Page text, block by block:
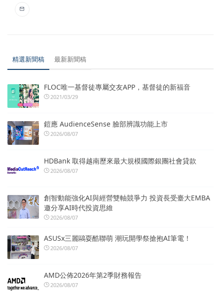
精選新聞稿 最新新聞稿
FLOC唯一基督徒專屬交友APP，基督徒的新福音
2021/03/29
鎧應 AudienceSense 臉部辨識功能上市
2026/08/07
HDBank 取得越南歷來最大規模國際銀團社會貸款
2026/08/07
創智動能強化AI與經營雙軸競爭力 投資長受臺大EMBA
邀分享AI時代投資思維
2026/08/07
ASUSx三麗鷗耍酷聯萌 潮玩開學祭搶抱AI筆電！
2026/08/07
AMD公佈2026年第2季財務報告
2026/08/07